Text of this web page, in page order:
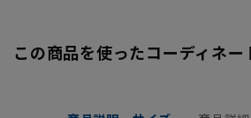
この商品を使ったコーディネー